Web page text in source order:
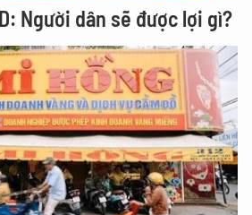
Người dân sẽ được lợi gì?